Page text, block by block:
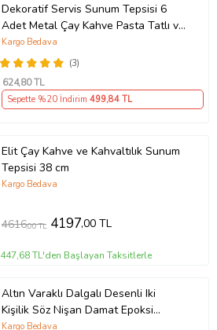
Dekoratif Servis Sunum Tepsisi 6
Adet Metal Çay Kahve Pasta Tatlı ve
Kahvaltı Tepsisi (Mor)
(3)
Kargo Bedava
624,80 TL
Sepette %20 İndirim 499,84 TL
Elit Çay Kahve ve Kahvaltılık Sunum
Tepsisi 38 cm
Kargo Bedava
4616,00 TL 4197,00 TL
447,68 TL'den Başlayan Taksitlerle
Altın Varaklı Dalgalı Desenli Iki
Kişilik Söz Nişan Damat Epoksi
Sunum Tepsi Bardak Altlığı Seti
Kargo Bedava